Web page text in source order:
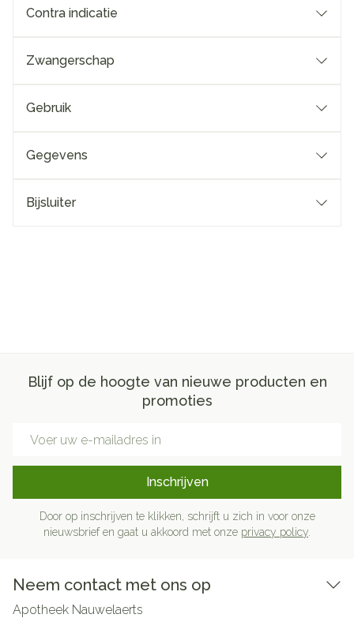
Contra indicatie
Zwangerschap
Gebruik
Gegevens
Bijsluiter
Blijf op de hoogte van nieuwe producten en
promoties
Inschrijven
Door op inschrijven te klikken, schrijft u zich in voor onze
nieuwsbrief en gaat u akkoord met onze privacy policy
Neem contact met ons op
Apotheek Nauwelaerts